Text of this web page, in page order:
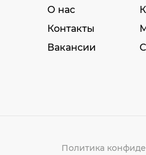
О нас
Контакты
Вакансии
Политика